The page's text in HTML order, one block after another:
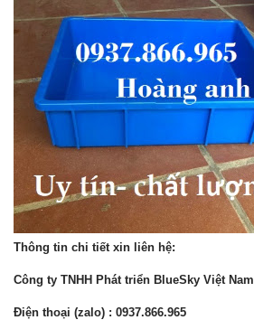
Thông tin chi tiết xin liên hệ:
Công ty TNHH Phát triển BlueSky Việt Nam
Điện thoại (zalo) : 0937.866.965